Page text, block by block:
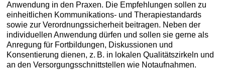
Anwendung in den Praxen. Die Empfehlungen sollen zu
einheitlichen Kommunikations- und Therapiestandards
sowie zur Verordnungssicherheit beitragen. Neben der
individuellen Anwendung dürfen und sollen sie gerne als
Anregung für Fortbildungen, Diskussionen und
Konsentierung dienen, z. B. in lokalen Qualitätszirkeln und
an den Versorgungsschnittstellen wie Notaufnahmen.